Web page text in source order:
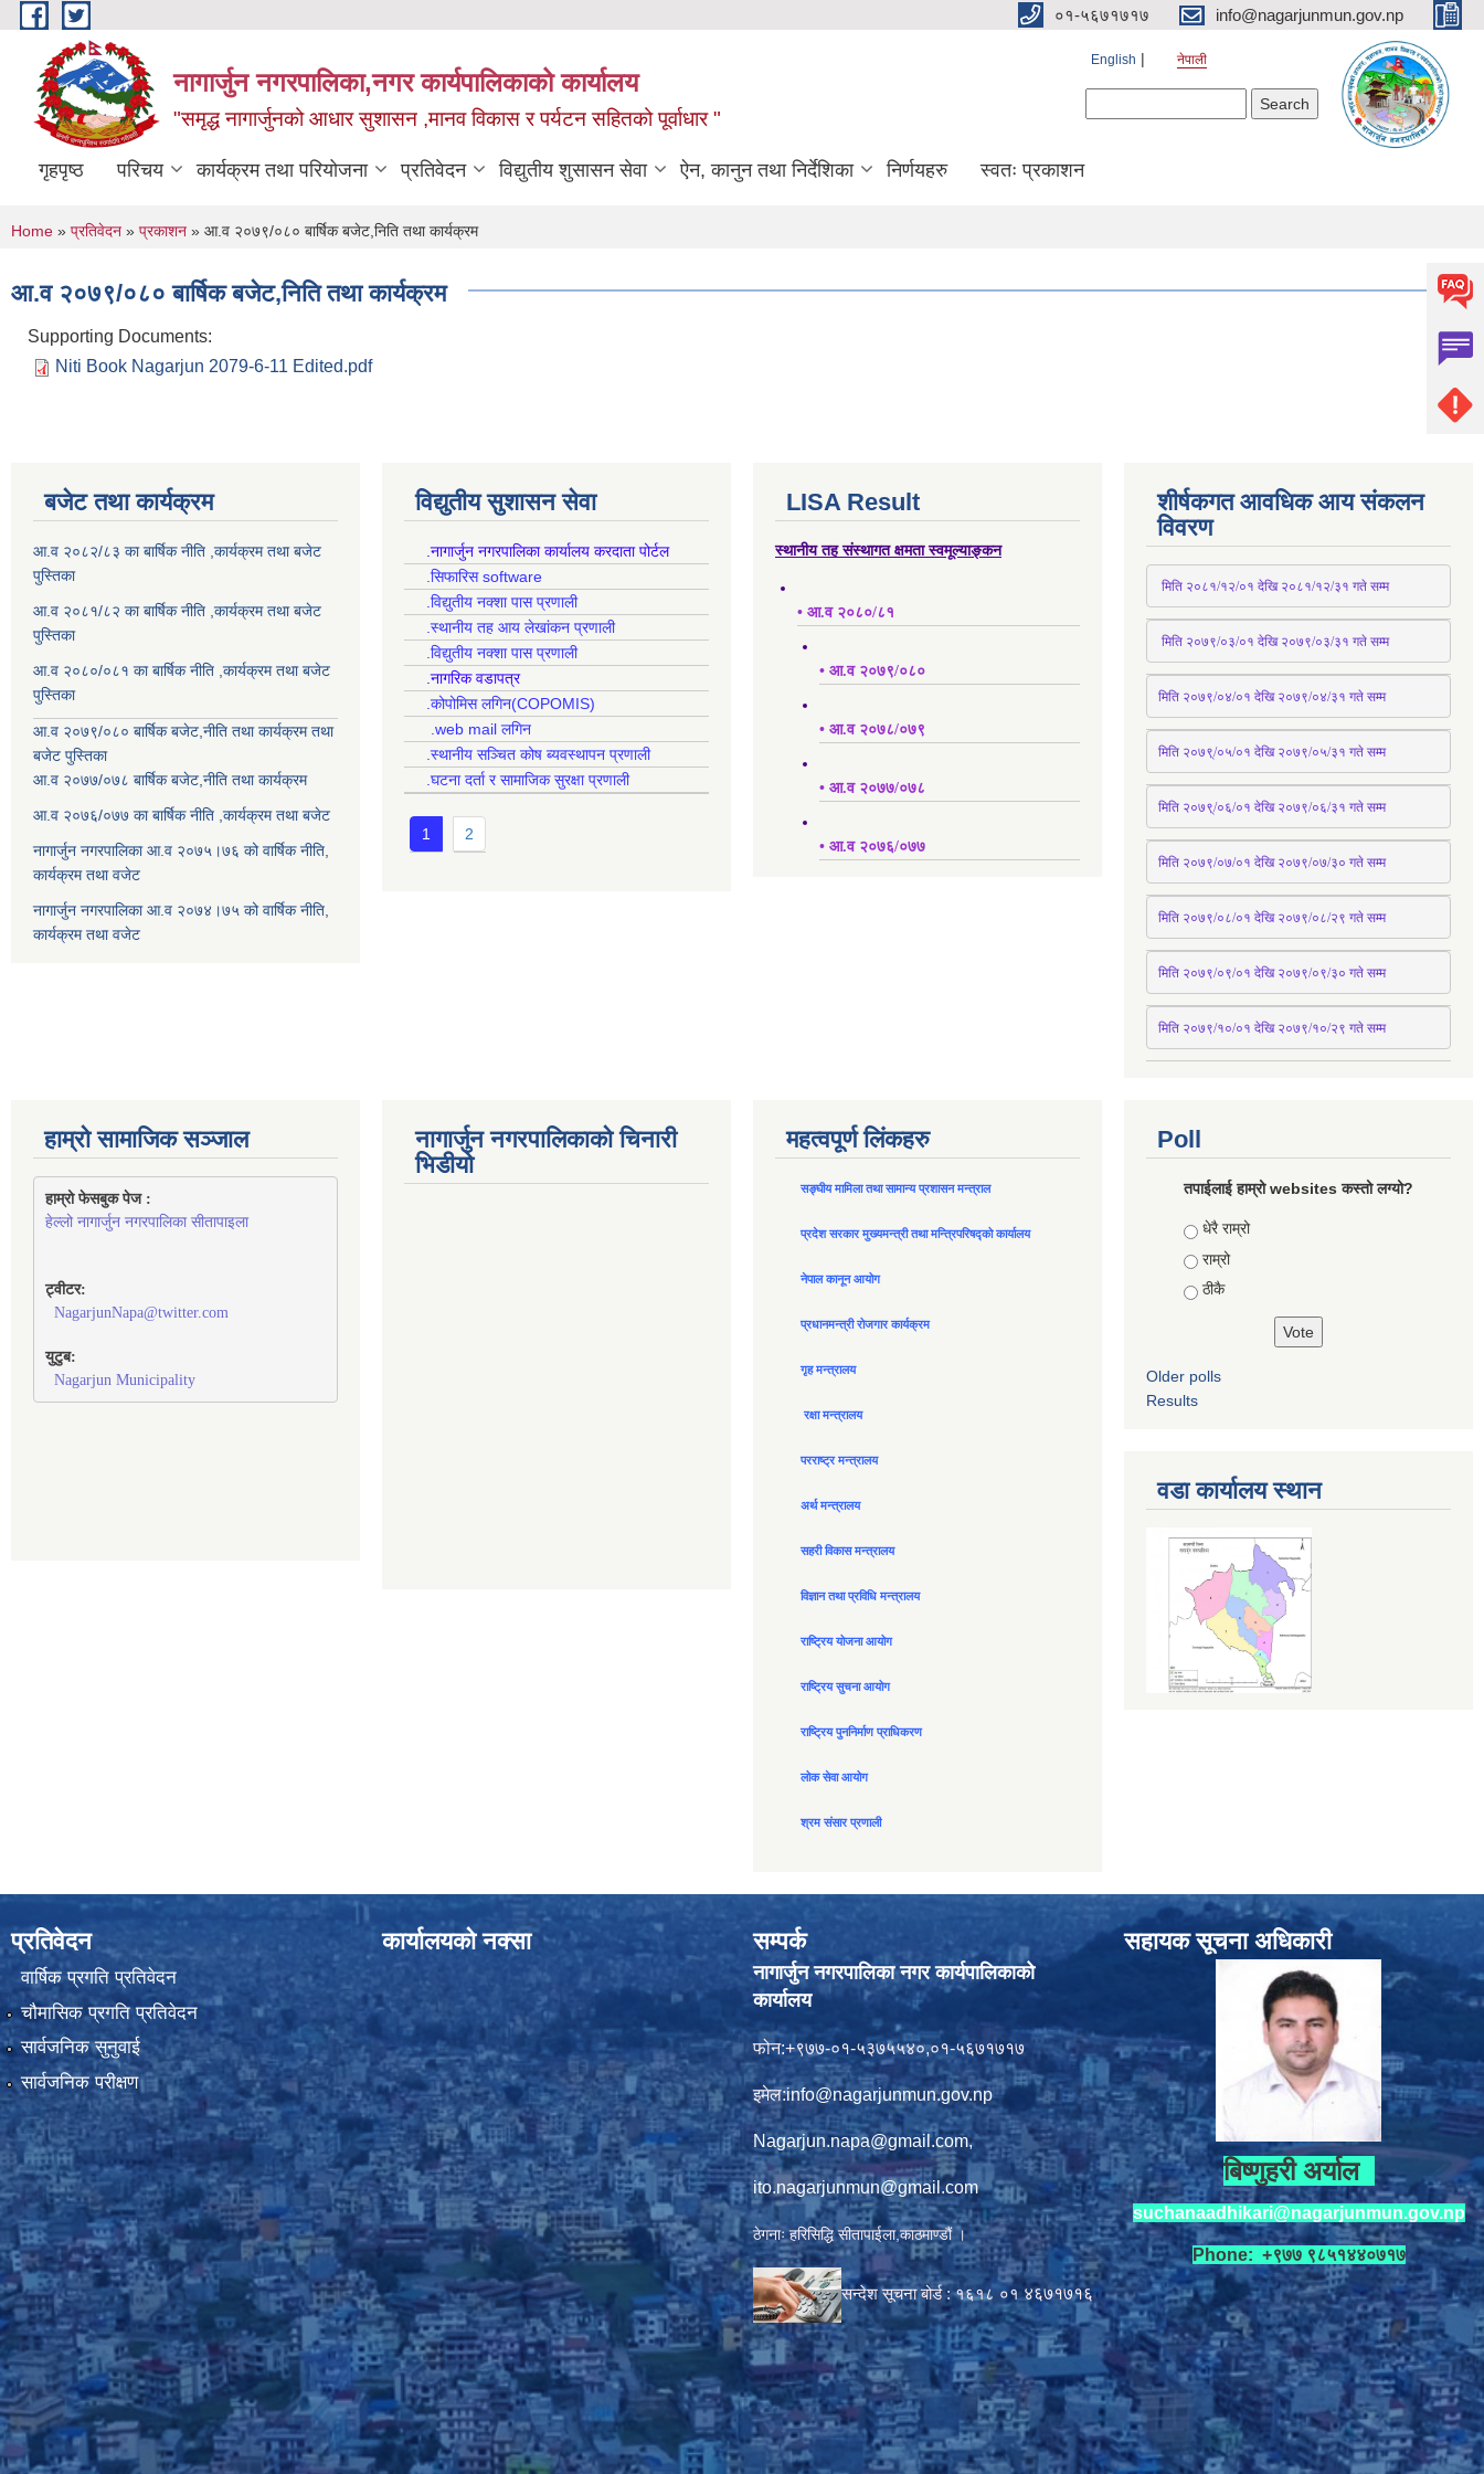
Skip to main content ०१-५६७१७१७ info@nagarjunmun.gov.np
नागार्जुन नगरपालिका,नगर कार्यपालिकाको कार्यालय
"समृद्ध नागार्जुनको आधार सुशासन ,मानव विकास र पर्यटन सहितको पूर्वाधार "
English नेपाली
गृहपृष्ठ परिचय कार्यक्रम तथा परियोजना प्रतिवेदन विद्युतीय शुसासन सेवा ऐन, कानुन तथा निर्देशिका निर्णयहरु स्वतः प्रकाशन
You are here
Home » प्रतिवेदन » प्रकाशन » आ.व २०७९/०८० बार्षिक बजेट,निति तथा कार्यक्रम
आ.व २०७९/०८० बार्षिक बजेट,निति तथा कार्यक्रम
Supporting Documents:
Niti Book Nagarjun 2079-6-11 Edited.pdf
बजेट तथा कार्यक्रम
आ.व २०८२/८३ का बार्षिक नीति ,कार्यक्रम तथा बजेट
पुस्तिका
आ.व २०८१/८२ का बार्षिक नीति ,कार्यक्रम तथा बजेट
पुस्तिका
आ.व २०८०/०८१ का बार्षिक नीति ,कार्यक्रम तथा बजेट
पुस्तिका
आ.व २०७९/०८० बार्षिक बजेट,नीति तथा कार्यक्रम तथा
बजेट पुस्तिका
आ.व २०७७/०७८ बार्षिक बजेट,नीति तथा कार्यक्रम
आ.व २०७६/०७७ का बार्षिक नीति ,कार्यक्रम तथा बजेट
नागार्जुन नगरपालिका आ.व २०७५।७६ को वार्षिक नीति,
कार्यक्रम तथा वजेट
नागार्जुन नगरपालिका आ.व २०७४।७५ को वार्षिक नीति,
कार्यक्रम तथा वजेट
विद्युतीय सुशासन सेवा
.नागार्जुन नगरपालिका कार्यालय करदाता पोर्टल
.सिफारिस software
.विद्युतीय नक्शा पास प्रणाली
.स्थानीय तह आय लेखांकन प्रणाली
.विद्युतीय नक्शा पास प्रणाली
.नागरिक वडापत्र
.कोपोमिस लगिन(COPOMIS)
.web mail लगिन
.स्थानीय सञ्चित कोष ब्यवस्थापन प्रणाली
.घटना दर्ता र सामाजिक सुरक्षा प्रणाली
1 2
LISA Result
स्थानीय तह संस्थागत क्षमता स्वमूल्याङ्कन
• आ.व २०८०/८१
• आ.व २०७९/०८०
• आ.व २०७८/०७९
• आ.व २०७७/०७८
• आ.व २०७६/०७७
शीर्षकगत आवधिक आय संकलन
विवरण
मिति २०८१/१२/०१ देखि २०८१/१२/३१ गते सम्म
मिति २०७९/०३/०१ देखि २०७९/०३/३१ गते सम्म
मिति २०७९/०४/०१ देखि २०७९/०४/३१ गते सम्म
मिति २०७९्/०५/०१ देखि २०७९/०५/३१ गते सम्म
मिति २०७९्/०६/०१ देखि २०७९/०६/३१ गते सम्म
मिति २०७९/०७/०१ देखि २०७९/०७/३० गते सम्म
मिति २०७९/०८/०१ देखि २०७९/०८/२९ गते सम्म
मिति २०७९/०९/०१ देखि २०७९/०९/३० गते सम्म
मिति २०७९/१०/०१ देखि २०७९/१०/२९ गते सम्म
हाम्रो सामाजिक सञ्जाल
हाम्रो फेसबुक पेज :
हेल्लो नागार्जुन नगरपालिका सीतापाइला
ट्वीटर:
NagarjunNapa@twitter.com
युटुब:
Nagarjun Municipality
नागार्जुन नगरपालिकाको चिनारी
भिडीयो
महत्वपूर्ण लिंकहरु
सङ्घीय मामिला तथा सामान्य प्रशासन मन्त्राल
प्रदेश सरकार मुख्यमन्त्री तथा मन्त्रिपरिषद्को कार्यालय
नेपाल कानून आयोग
प्रधानमन्त्री रोजगार कार्यक्रम
गृह मन्त्रालय
रक्षा मन्त्रालय
परराष्ट्र मन्त्रालय
अर्थ मन्त्रालय
सहरी विकास मन्त्रालय
विज्ञान तथा प्रविधि मन्त्रालय
राष्ट्रिय योजना आयोग
राष्ट्रिय सुचना आयोग
राष्ट्रिय पुननिर्माण प्राधिकरण
लोक सेवा आयोग
श्रम संसार प्रणाली
Poll
तपाईलाई हाम्रो websites कस्तो लग्यो?
Choices
धेरै राम्रो
राम्रो
ठीकै
Older polls
Results
वडा कार्यालय स्थान
प्रतिवेदन
वार्षिक प्रगति प्रतिवेदन
चौमासिक प्रगति प्रतिवेदन
सार्वजनिक सुनुवाई
सार्वजनिक परीक्षण
कार्यालयको नक्सा सम्पर्क
नागार्जुन नगरपालिका नगर कार्यपालिकाको
कार्यालय
फोन:+९७७-०१-५३७५५४०,०१-५६७१७१७
इमेल:info@nagarjunmun.gov.np
Nagarjun.napa@gmail.com,
ito.nagarjunmun@gmail.com
ठेगनाः हरिसिद्धि सीतापाईला,काठमाण्डौं ।
सन्देश सूचना बोर्ड : १६१८ ०१४६७१७१६
सहायक सूचना अधिकारी
बिष्णुहरी अर्याल
suchanaadhikari@nagarjunmun.gov.np
Phone: +९७७ ९८५१४४०७१७